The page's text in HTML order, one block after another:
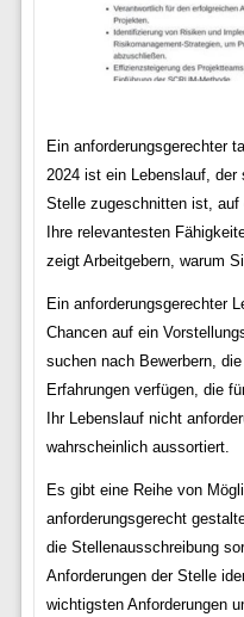
Ein anforderungsgerechter
2024 ist ein Lebenslauf, der
Stelle zugeschnitten ist,
Ihre relevantesten
zeigt Arbeitgebern, warum
Ein anforderungsgerechter
Chancen auf ein
suchen nach Bewerbern,
Erfahrungen verfügen, die
Ihr Lebenslauf nicht
wahrscheinlich aussortiert.
Es gibt eine Reihe von
anforderungsgerecht
die Stellenausschreibung
Anforderungen der Stelle
wichtigsten Anforderungen